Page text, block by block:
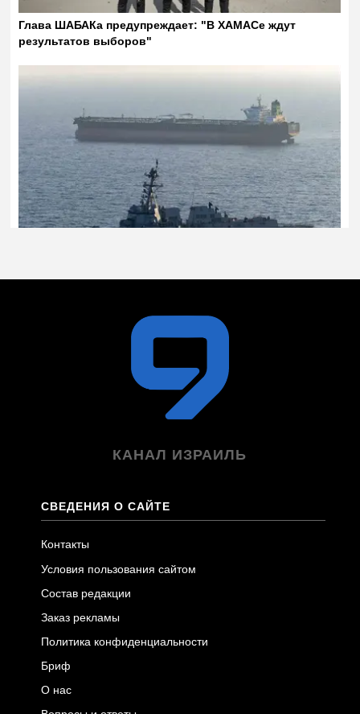
КАНАЛ ИЗРАИЛЬ
СВЕДЕНИЯ О САЙТЕ
Контакты
Условия пользования сайтом
Состав редакции
Заказ рекламы
Политика конфиденциальности
Бриф
О нас